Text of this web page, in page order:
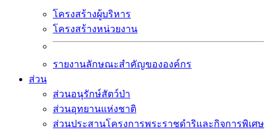
โครงสร้างผู้บริหาร
โครงสร้างหน่วยงาน
รายงานลักษณะสำคัญขององค์กร
ส่วน
ส่วนอนุรักษ์สัตว์ป่า
ส่วนอุทยานแห่งชาติ
ส่วนประสานโครงการพระราชดำริและกิจการพิเศษ